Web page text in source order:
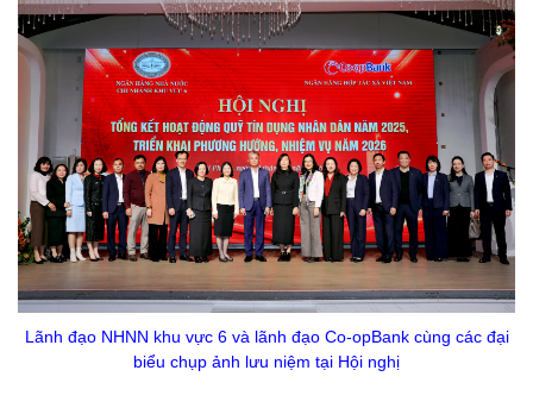
Lãnh đạo NHNN khu vực 6 và lãnh đạo Co-opBank cùng các đại
biểu chụp ảnh lưu niệm tại Hội nghị